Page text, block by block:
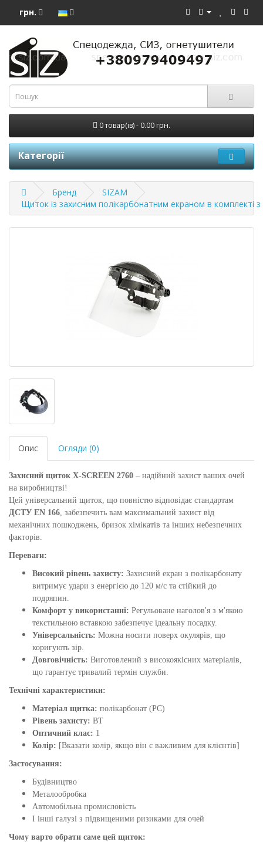
грн.
0 товар(ів) - 0.00 грн.
Категорії
Бренд
SIZAM
Щиток із захисним полікарбонатним екраном в комплекті
Опис Огляди (0)
Захисний щиток X-SCREEN 2760 – надійний захист ваших очей
на виробництві!
Цей універсальний щиток, що повністю відповідає стандартам
ДСТУ EN 166, забезпечить вам максимальний захист від
механічних пошкоджень, бризок хімікатів та інших небезпечних
факторів.
Переваги:
Високий рівень захисту: Захисний екран з полікарбонату
витримує удари з енергією до 120 м/с та стійкий до
подряпин.
Комфорт у використанні: Регульоване наголов'я з м'якою
текстильною вставкою забезпечує ідеальну посадку.
Універсальність: Можна носити поверх окулярів, що
коригують зір.
Довговічність: Виготовлений з високоякісних матеріалів,
що гарантує тривалий термін служби.
Технічні характеристики:
Матеріал щитка: полікарбонат (PC)
Рівень захисту: ВТ
Оптичний клас: 1
Колір: [Вказати колір, якщо він є важливим для клієнтів]
Застосування:
Будівництво
Металообробка
Автомобільна промисловість
І інші галузі з підвищеними ризиками для очей
Чому варто обрати саме цей щиток: